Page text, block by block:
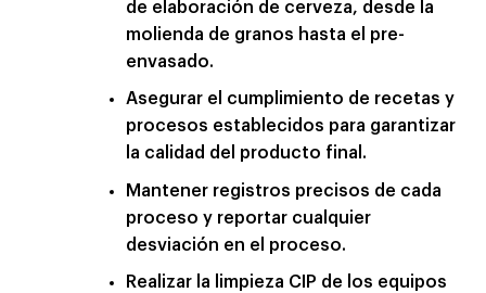
de elaboración de cerveza, desde la
molienda de granos hasta el pre-
envasado.
Asegurar el cumplimiento de recetas y
procesos establecidos para garantizar
la calidad del producto final.
Mantener registros precisos de cada
proceso y reportar cualquier
desviación en el proceso.
Realizar la limpieza CIP de los equipos